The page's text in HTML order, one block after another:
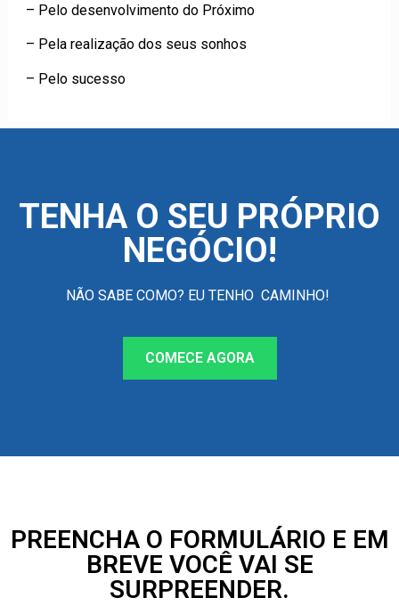
– Pelo desenvolvimento do Próximo
– Pela realização dos seus sonhos
– Pelo sucesso
TENHA O SEU PRÓPRIO
NEGÓCIO!
NÃO SABE COMO? EU TENHO CAMINHO!
COMECE AGORA
PREENCHA O FORMULÁRIO E EM
BREVE VOCÊ VAI SE
SURPREENDER.